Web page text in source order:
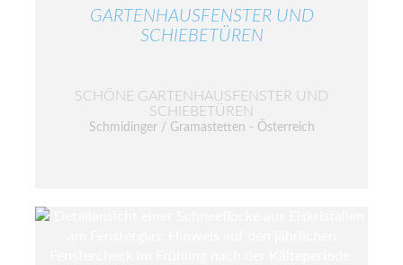
GARTENHAUSFENSTER UND
SCHIEBETÜREN
SCHÖNE GARTENHAUSFENSTER UND
SCHIEBETÜREN
Schmidinger / Gramastetten - Österreich